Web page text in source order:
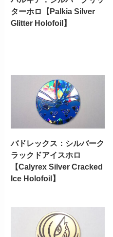
ターホロ【Palkia Silver
Glitter Holofoil】
バドレックス：シルバーク
ラックドアイスホロ
【Calyrex Silver Cracked
Ice Holofoil】